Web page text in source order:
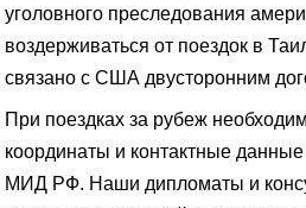
уголовного преследования
воздерживаться от поездок в
связано с США двусторонним
При поездках за рубеж
координаты и контактные данные
МИД РФ. Наши дипломаты и